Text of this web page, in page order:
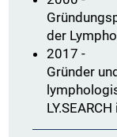
der
2017 -
Gründer